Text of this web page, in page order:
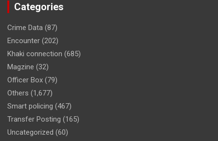
Categories
Crime Data (87)
Encounter (202)
Khaki connection (685)
Magzine (32)
Officer Box (79)
Others (1,677)
Smart policing (467)
Transfer Posting (165)
Uncategorized (60)